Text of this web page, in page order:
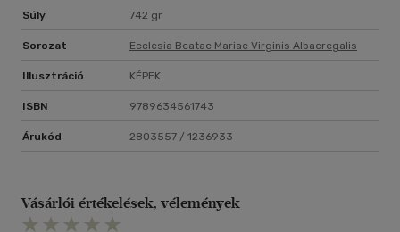
Súly 742 gr
Sorozat Ecclesia Beatae Mariae Virginis Albaeregalis
Illusztráció KÉPEK
ISBN 9789634561743
Árukód 2803557 / 1236933
Vásárlói értékelések, vélemények